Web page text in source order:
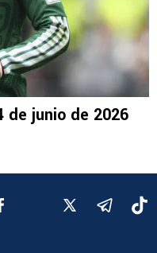
de junio de 2026